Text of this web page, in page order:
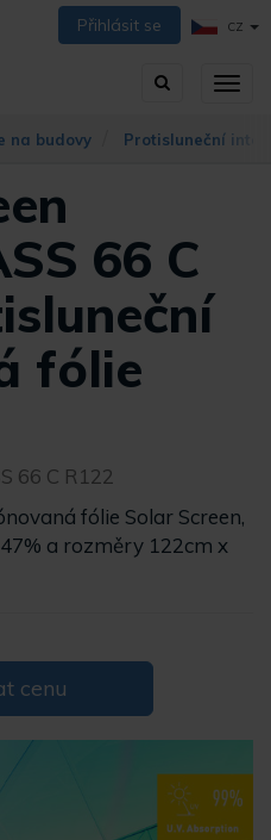
Přihlásit se CZ
Vyhledávání
na budovy Protisluneční
66 C
fólie
66 C R122
fólie Solar Screen,
a rozměry 122cm x
cenu